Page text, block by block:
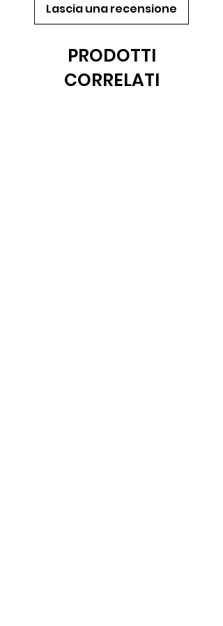
Lascia una recensione
PRODOTTI
CORRELATI